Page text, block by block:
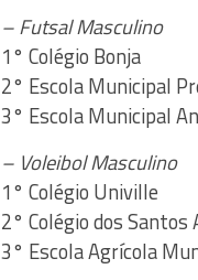
– Futsal Masculino
1° Colégio Bonja
2° Escola Municipal
3° Escola Municipal
– Voleibol Masculino
1° Colégio Univille
2° Colégio dos Santos
3° Escola Agrícola